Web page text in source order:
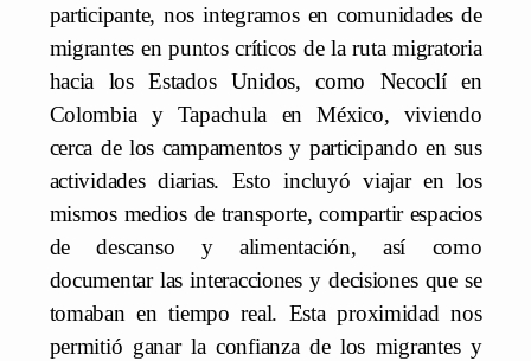
participante, nos integramos en comunidades de
migrantes en puntos críticos de la ruta migratoria
hacia los Estados Unidos, como Necoclí en
Colombia y Tapachula en México, viviendo
cerca de los campamentos y participando en sus
actividades diarias. Esto incluyó viajar en los
mismos medios de transporte, compartir espacios
de descanso y alimentación, así como
documentar las interacciones y decisiones que se
tomaban en tiempo real. Esta proximidad nos
permitió ganar la confianza de los migrantes y